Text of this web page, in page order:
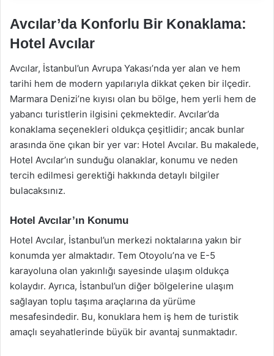
Avcılar’da Konforlu Bir Konaklama:
Hotel Avcılar
Avcılar, İstanbul’un Avrupa Yakası’nda yer alan ve hem
tarihi hem de modern yapılarıyla dikkat çeken bir ilçedir.
Marmara Denizi’ne kıyısı olan bu bölge, hem yerli hem de
yabancı turistlerin ilgisini çekmektedir. Avcılar’da
konaklama seçenekleri oldukça çeşitlidir; ancak bunlar
arasında öne çıkan bir yer var: Hotel Avcılar. Bu makalede,
Hotel Avcılar’ın sunduğu olanaklar, konumu ve neden
tercih edilmesi gerektiği hakkında detaylı bilgiler
bulacaksınız.
Hotel Avcılar’ın Konumu
Hotel Avcılar, İstanbul’un merkezi noktalarına yakın bir
konumda yer almaktadır. Tem Otoyolu’na ve E-5
karayoluna olan yakınlığı sayesinde ulaşım oldukça
kolaydır. Ayrıca, İstanbul’un diğer bölgelerine ulaşım
sağlayan toplu taşıma araçlarına da yürüme
mesafesindedir. Bu, konuklara hem iş hem de turistik
amaçlı seyahatlerinde büyük bir avantaj sunmaktadır.